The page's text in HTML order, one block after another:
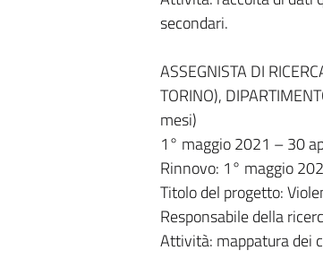
secondari.
ASSEGNISTA DI
TORINO),
mesi)
1° maggio 2021 – 30
Rinnovo: 1° maggio
Titolo del progetto:
Responsabile della
Attività: mappatura dei